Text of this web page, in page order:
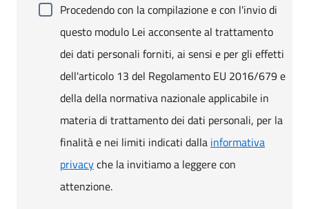
Procedendo con la compilazione e con l'invio di
questo modulo Lei acconsente al trattamento
dei dati personali forniti, ai sensi e per gli effetti
dell'articolo 13 del Regolamento EU 2016/679 e
della della normativa nazionale applicabile in
materia di trattamento dei dati personali, per la
finalità e nei limiti indicati dalla informativa
privacyche la invitiamo a leggere con
attenzione.